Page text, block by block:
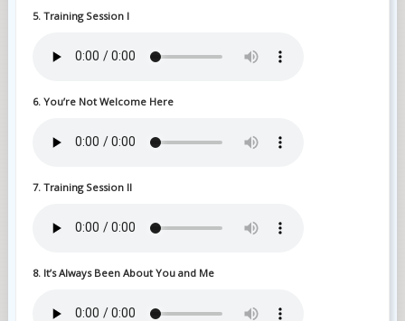
5. Training Session I
6. You’re Not Welcome Here
7. Training Session II
8. It’s Always Been About You and Me